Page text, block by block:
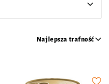
Najlepsza trafność